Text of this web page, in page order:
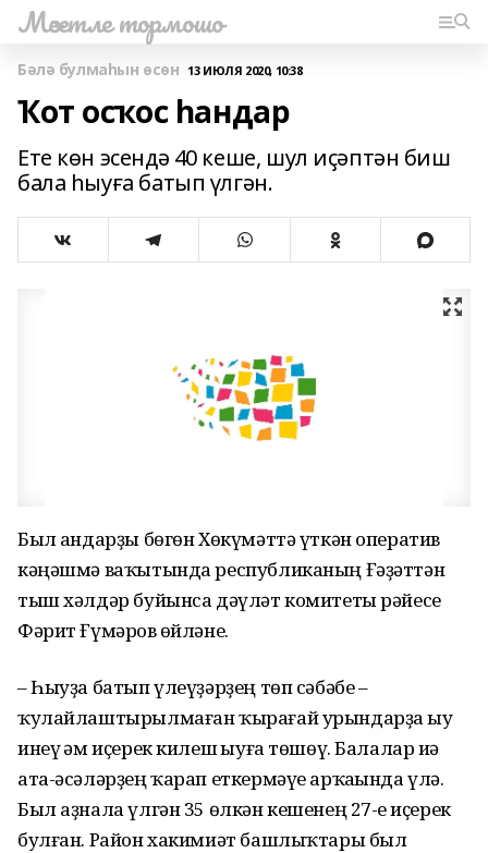
Мәсетле тормошо
Бәлә булмаһын өсөн 13 ИЮЛЯ 2020, 10:38
Ҡот осҡос һандар
Ете көн эсендә 40 кеше, шул иҫәптән биш
бала һыуға батып үлгән.
Был һандарҙы бөгөн Хөкүмәттә үткән оператив
кәңәшмә ваҡытында республиканың Ғәҙәттән
тыш хәлдәр буйынса дәүләт комитеты рәйесе
Фәрит Ғүмәров һөйләне.
– Һыуҙа батып үлеүҙәрҙең төп сәбәбе –
ҡулайлаштырылмаған ҡырағай урындарҙа һыу
инеү һәм иҫерек килеш һыуға төшөү. Балалар иһә
ата-әсәләрҙең ҡарап еткермәүе арҡаһында үлә.
Был аҙнала үлгән 35 өлкән кешенең 27-һе иҫерек
булған. Район хакимиәт башлыҡтары был